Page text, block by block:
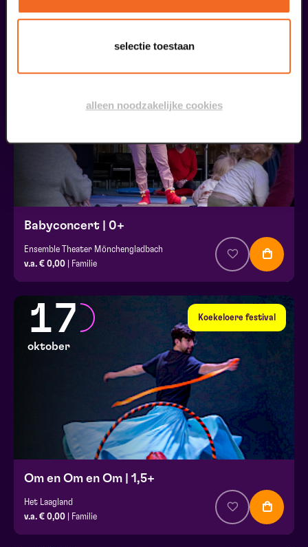
selectie toestaan
alleen noodzakelijke cookies
16
Babyconcert | 0+
Ensemble Theater Mönchengladbach
v.a. € 0,00 | Familie
Koekeloere festival
17
oktober
Om en Om en Om | 1,5+
Het Laagland
v.a. € 0,00 | Familie